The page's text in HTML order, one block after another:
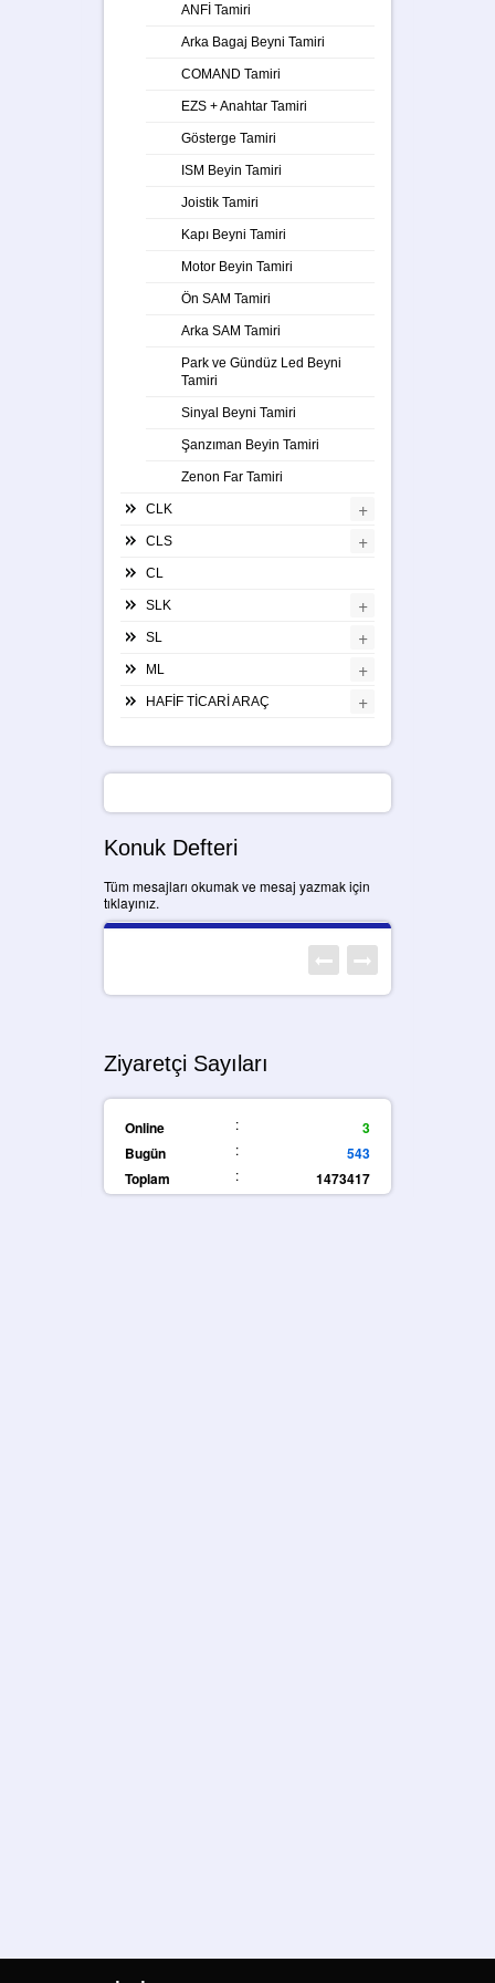
ANFİ Tamiri
Arka Bagaj Beyni Tamiri
COMAND Tamiri
EZS + Anahtar Tamiri
Gösterge Tamiri
ISM Beyin Tamiri
Joistik Tamiri
Kapı Beyni Tamiri
Motor Beyin Tamiri
Ön SAM Tamiri
Arka SAM Tamiri
Park ve Gündüz Led Beyni
Tamiri
Sinyal Beyni Tamiri
Şanzıman Beyin Tamiri
Zenon Far Tamiri
CLK +
CLS +
CL
SLK +
SL +
ML +
HAFİF TİCARİ ARAÇ +
Konuk Defteri
Tüm mesajları okumak ve mesaj yazmak için
tıklayınız.
Ziyaretçi Sayıları
Online :
3
Bugün
:
543
Toplam
: 1473417